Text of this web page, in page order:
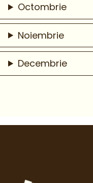
Octombrie
Noiembrie
Decembrie